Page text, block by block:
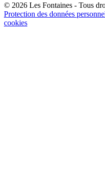
© 2026 Les Fontaines - Tous
Protection des données
cookies